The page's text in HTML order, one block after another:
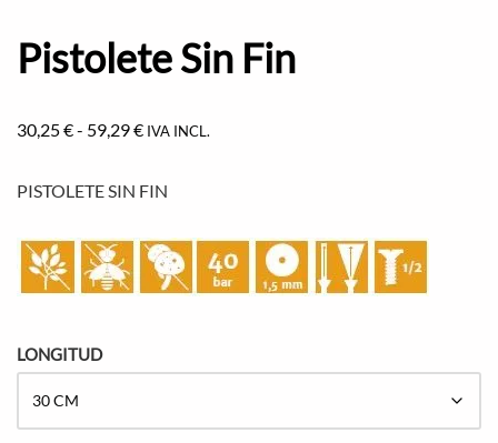
Pistolete Sin Fin
30,25€- 59,29€ IVA INCL.
PISTOLETE SIN FIN
LONGITUD